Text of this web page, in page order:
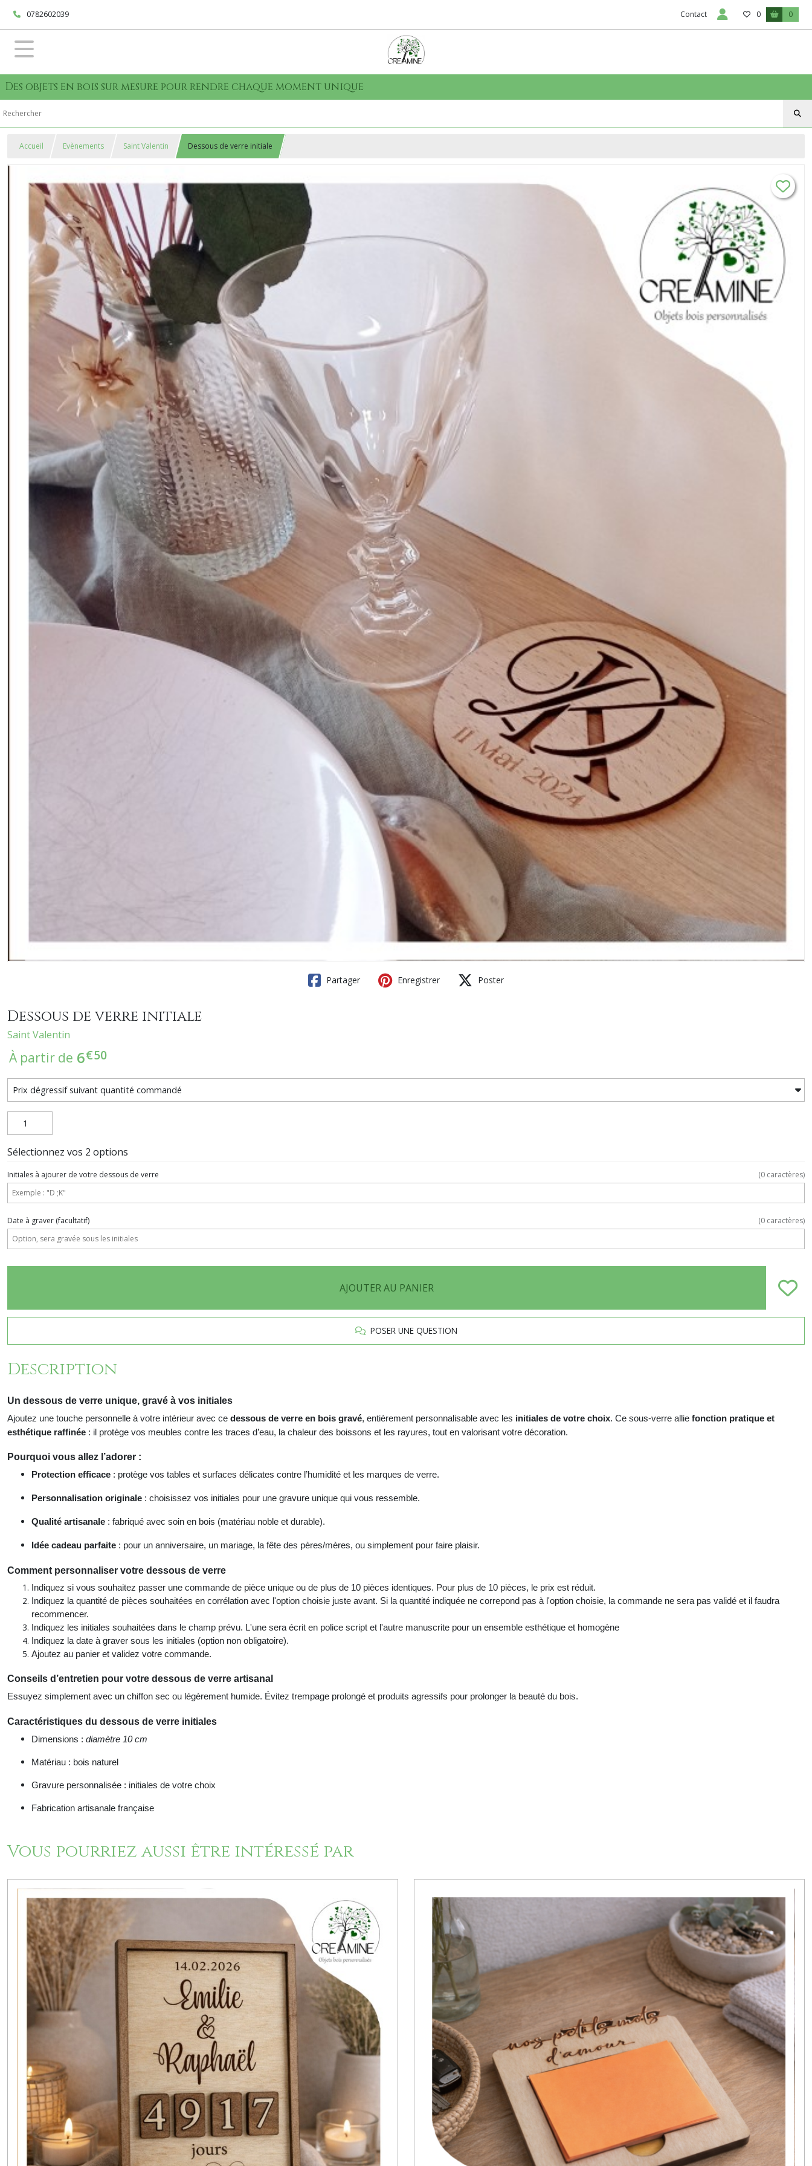
0782602039 Contact 0 0
Des objets en bois sur mesure pour rendre chaque moment unique
Accueil Evènements Saint Valentin Dessous de verre initiale
Partager Enregistrer Poster
Dessous de verre initiale
Saint Valentin
À partir de 6€50
Sélectionnez vos 2 options
Initiales à ajourer de votre dessous de verre (0 caractères)
Date à graver (facultatif) (0 caractères)
AJOUTER AU PANIER
POSER UNE QUESTION
Description
Un dessous de verre unique, gravé à vos initiales
Ajoutez une touche personnelle à votre intérieur avec ce dessous de verre en bois gravé, entièrement personnalisable avec les initiales de votre choix. Ce sous-verre allie fonction pratique et
esthétique raffinée : il protège vos meubles contre les traces d’eau, la chaleur des boissons et les rayures, tout en valorisant votre décoration.
Pourquoi vous allez l’adorer :
Protection efficace : protège vos tables et surfaces délicates contre l’humidité et les marques de verre.
Personnalisation originale : choisissez vos initiales pour une gravure unique qui vous ressemble.
Qualité artisanale : fabriqué avec soin en bois (matériau noble et durable).
Idée cadeau parfaite : pour un anniversaire, un mariage, la fête des pères/mères, ou simplement pour faire plaisir.
Comment personnaliser votre dessous de verre
Indiquez si vous souhaitez passer une commande de pièce unique ou de plus de 10 pièces identiques. Pour plus de 10 pièces, le prix est réduit.
Indiquez la quantité de pièces souhaitées en corrélation avec l'option choisie juste avant. Si la quantité indiquée ne correpond pas à l'option choisie, la commande ne sera pas validé et il faudra
recommencer.
Indiquez les initiales souhaitées dans le champ prévu. L'une sera écrit en police script et l'autre manuscrite pour un ensemble esthétique et homogène
Indiquez la date à graver sous les initiales (option non obligatoire).
Ajoutez au panier et validez votre commande.
Conseils d’entretien pour votre dessous de verre artisanal
Essuyez simplement avec un chiffon sec ou légèrement humide. Évitez trempage prolongé et produits agressifs pour prolonger la beauté du bois.
Caractéristiques du dessous de verre initiales
Dimensions : diamètre 10 cm
Matériau : bois naturel
Gravure personnalisée : initiales de votre choix
Fabrication artisanale française
Vous pourriez aussi être intéressé par